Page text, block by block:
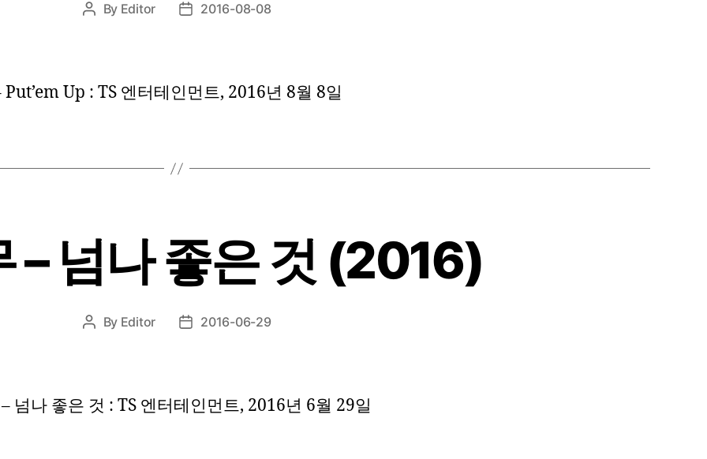
Post
By Editor
Post2016-08-08
Put’em Up : TS 엔터테인먼트, 2016년 8월 8일
– 넘나 좋은 것 (2016)
Post
By Editor
Post2016-06-29
넘나 좋은 것 : TS 엔터테인먼트, 2016년 6월 29일